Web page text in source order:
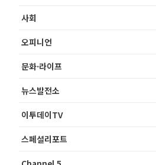
사회
오피니언
문화·라이프
뉴스발전소
이투데이TV
스페셜리포트